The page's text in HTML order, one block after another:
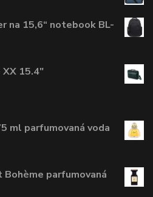
na 15,6“ notebook BL-
XX 15.4"
ml parfumovaná voda
Bohème parfumovaná